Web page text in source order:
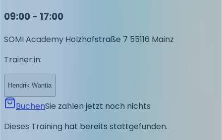
09:00 - 17:00
SOMI Academy Holzhofstraße 7 55116 Mainz
Trainer:in:
Hendrik Wantia
BuchenSie zahlen jetzt noch nichts
Dieses Training hat bereits stattgefunden.